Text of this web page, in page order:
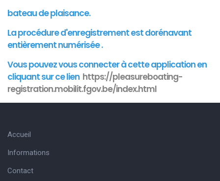
bateau de plaisance.
La procédure d'enregistrement est dorénavant
entièrement numérisée .
Vous pouvez vous connecter à cetteapplicationen
cliquant sur ce lien https://pleasureboating-
registration.mobilit.fgov.be/index.html
Accueil
Informations
Contact